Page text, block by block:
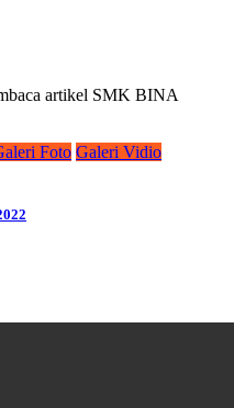
artikel SMK BINA
Foto Galeri Vidio